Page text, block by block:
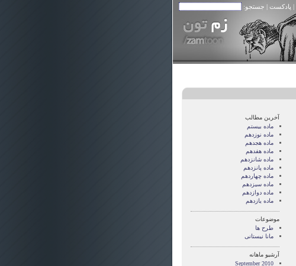
| پادکست | جستجو:
آخرین مطالب
ماده بیستم
ماده نوزدهم
ماده هجدهم
ماده هفدهم
ماده شانزدهم
ماده پانزدهم
ماده چهاردهم
ماده سیزدهم
ماده دوازدهم
ماده یازدهم
موضوعات
طرح ها
مانا نیستانی
آرشیو ماهانه
September 2010